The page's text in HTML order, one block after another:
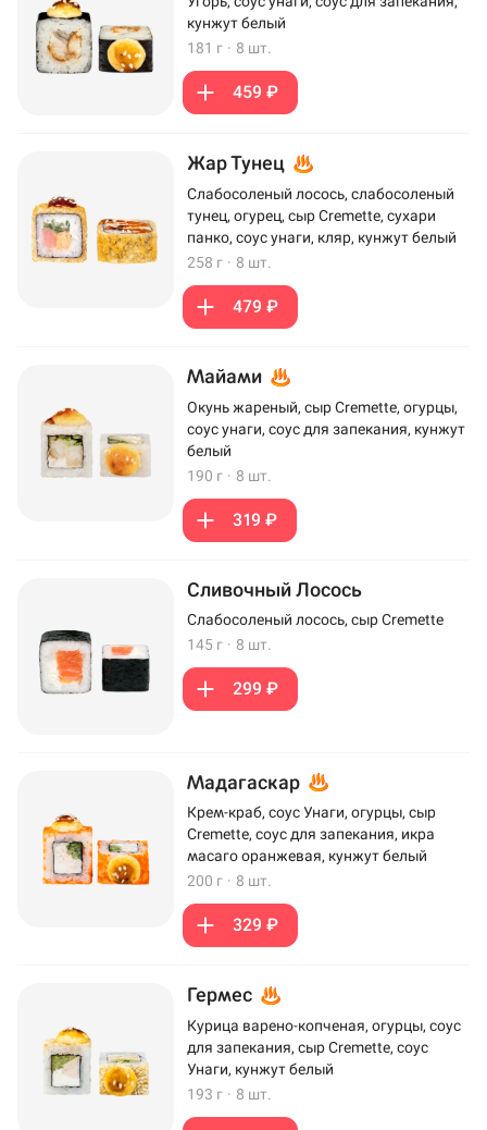
кунжут белый
181 г · 8 шт.
459 ₽
Жар Тунец
Слабосоленый лосось, слабосоленый
тунец, огурец, сыр Cremette, сухари
панко, соус унаги, кляр, кунжут белый
258 г · 8 шт.
479 ₽
Майами
Окунь жареный, сыр Cremette, огурцы,
соус унаги, соус для запекания, кунжут
белый
190 г · 8 шт.
319 ₽
Сливочный Лосось
Слабосоленый лосось, сыр Cremette
145 г · 8 шт.
299 ₽
Мадагаскар
Крем-краб, соус Унаги, огурцы, сыр
Cremette, соус для запекания, икра
масаго оранжевая, кунжут белый
200 г · 8 шт.
329 ₽
Гермес
Курица варено-копченая, огурцы, соус
для запекания, сыр Cremette, соус
Унаги, кунжут белый
193 г · 8 шт.